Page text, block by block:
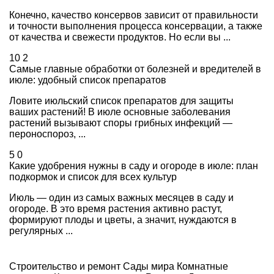
Конечно, качество консервов зависит от правильности
и точности выполнения процесса консервации, а также
от качества и свежести продуктов. Но если вы ...
10 2
Самые главные обработки от болезней и вредителей в
июле: удобный список препаратов
Ловите июльский список препаратов для защиты
ваших растений! В июле основные заболевания
растений вызывают споры грибных инфекций —
пероноспороз, ...
5 0
Какие удобрения нужны в саду и огороде в июле: план
подкормок и список для всех культур
Июль — один из самых важных месяцев в саду и
огороде. В это время растения активно растут,
формируют плоды и цветы, а значит, нуждаются в
регулярных ...
Строительство и ремонт Сады мира Комнатные